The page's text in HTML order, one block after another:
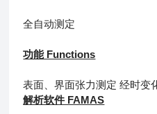
全自动测定
功能 Functions
表面、界面张力测定 经时变
解析软件 FAMAS